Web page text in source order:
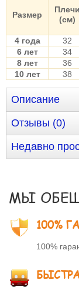
Размер
Плечи
(см)
4 года 32
6 лет
34
8 лет
36
10 лет
38
Описание
Отзывы (0)
Недавно
МЫ
100%
100%